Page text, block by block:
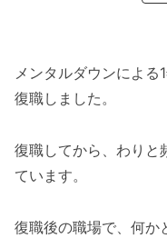
メンタルダウンによる
復職しました。
復職してから、わりと
ています。
復職後の職場で、何か